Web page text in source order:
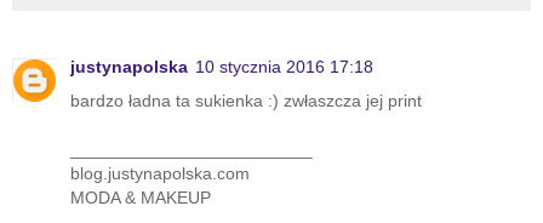
justynapolska 10 stycznia 2016 17:18
bardzo ładna ta sukienka :) zwłaszcza jej print
blog.justynapolska.com
MODA & MAKEUP